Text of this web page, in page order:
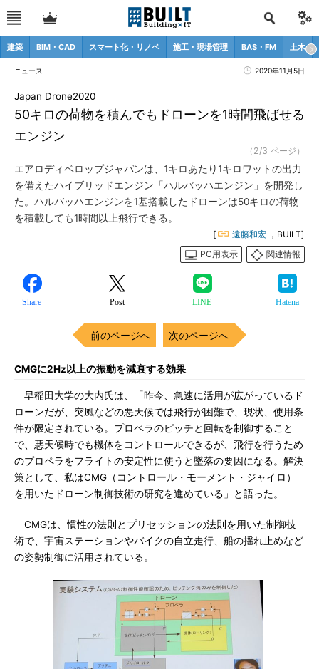
建築 BIM・CAD スマート化・リノベ 施工・現場管理 BAS・FM 土木
ニュース 2020年11月5日
50キロの荷物を積んでもドローンを1時間飛ばせる
エンジン
Japan Drone2020
（2/3 ページ）
エアロディベロップジャパンは、1キロあたり1キロワットの出力
を備えたハイブリッドエンジン「ハルバッハエンジン」を開発し
た。ハルバッハエンジンを1基搭載したドローンは50キロの荷物
を積載しても1時間以上飛行できる。
[ 遠藤和宏 ，BUILT]
PC用表示
関連情報
Share Post LINE Hatena
前のページへ 次のページへ
CMGに2Hz以上の振動を減衰する効果
早稲田大学の大内氏は、「昨今、急速に活用が広がっているド
ローンだが、突風などの悪天候では飛行が困難で、現状、使用条
件が限定されている。プロペラのピッチと回転を制御すること
で、悪天候時でも機体をコントロールできるが、飛行を行うため
のプロペラをフライトの安定性に使うと墜落の要因になる。解決
策として、私はCMG（コントロール・モーメント・ジャイロ）
を用いたドローン制御技術の研究を進めている」と語った。
CMGは、慣性の法則とプリセッションの法則を用いた制御技
術で、宇宙ステーションやバイクの自立走行、船の揺れ止めなど
の姿勢制御に活用されている。